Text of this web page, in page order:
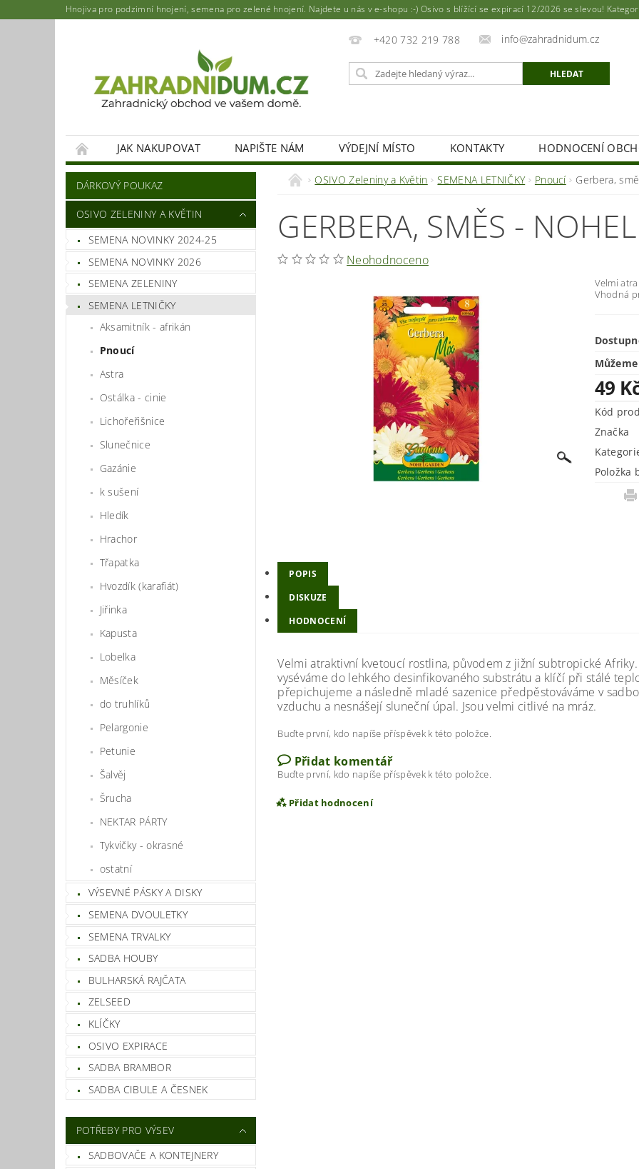
Hnojiva pro podzimní hnojení, semena pro zelené hnojení. Najdete u nás v e-shopu :-) Osivo s blížící se expirací 12/2026 se slevou! Kategorie
+420 732 219 788 info@zahradnidum.cz
JAK NAKUPOVAT NAPIŠTE NÁM VÝDEJNÍ MÍSTO KONTAKTY HODNOCENÍ
DÁRKOVÝ POUKAZ
OSIVO ZELENINY A KVĚTIN
SEMENA NOVINKY 2024-25
SEMENA NOVINKY 2026
SEMENA ZELENINY
SEMENA LETNIČKY
Aksamitník - afrikán
Pnoucí
Astra
Ostálka - cinie
Lichořeřišnice
Slunečnice
Gazánie
k sušení
Hledík
Hrachor
Třapatka
Hvozdík (karafiát)
Jiřinka
Kapusta
Lobelka
Měsíček
do truhlíků
Pelargonie
Petunie
Šalvěj
Šrucha
NEKTAR PÁRTY
Tykvičky - okrasné
ostatní
VÝSEVNÉ PÁSKY A DISKY
SEMENA DVOULETKY
SEMENA TRVALKY
SADBA HOUBY
BULHARSKÁ RAJČATA
ZELSEED
KLÍČKY
OSIVO EXPIRACE
SADBA BRAMBOR
SADBA CIBULE A ČESNEK
POTŘEBY PRO VÝSEV
SADBOVAČE A KONTEJNERY
OSIVO Zeleniny a Květin SEMENA LETNIČKY Pnoucí Gerbera,
GERBERA, SMĚS -
Neohodnoceno
Velmi
Vhodná
49
Kód
Značka
Položka
POPIS
DISKUZE
HODNOCENÍ
Velmi atraktivní kvetoucí rostlina, původem z jižní subtropické
vyséváme do lehkého desinfikovaného substrátu a klíčí při stálé
přepichujeme a následně mladé sazenice předpěstováváme v
vzduchu a nesnášejí sluneční úpal. Jsou velmi citlivé na mráz.
Buďte první, kdo napíše příspěvek k této položce.
Přidat komentář
Buďte první, kdo napíše příspěvek k této položce.
Přidat hodnocení